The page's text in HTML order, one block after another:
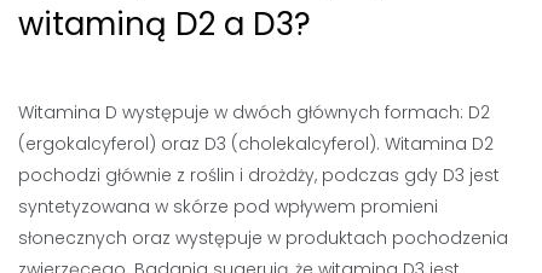
witaminą D2 a D3?
Witamina D występuje w dwóch głównych formach: D2
(ergokalcyferol) oraz D3 (cholekalcyferol). Witamina D2
pochodzi głównie z roślin i drożdży, podczas gdy D3 jest
syntetyzowana w skórze pod wpływem promieni
słonecznych oraz występuje w produktach pochodzenia